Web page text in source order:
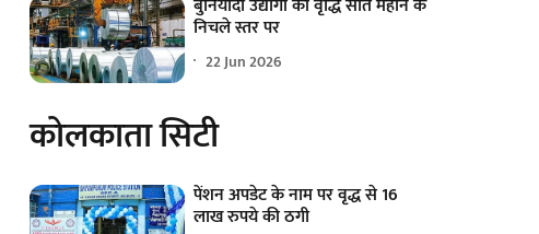
बुनियादी उद्योगों की वृद्धि सात महीने के
निचले स्तर पर
22 Jun 2026
कोलकाता सिटी
पेंशन अपडेट के नाम पर वृद्ध से 16
लाख रुपये की ठगी